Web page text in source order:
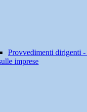
Provvedimenti dirigenti
imprese